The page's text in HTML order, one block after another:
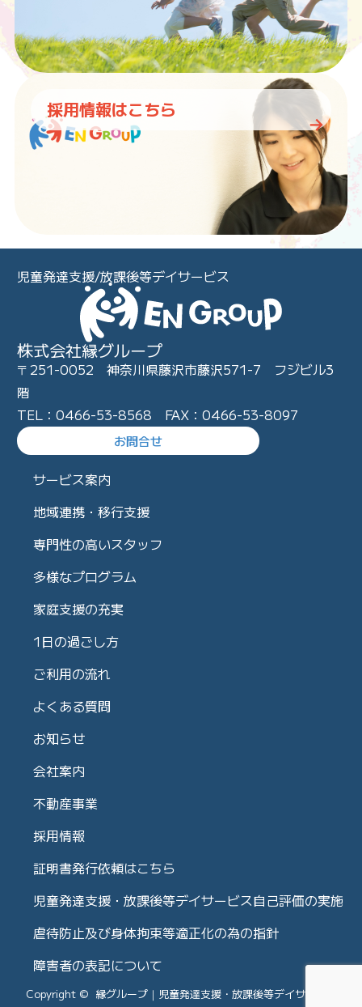
採用情報はこちら
児童発達支援/放課後等デイサービス
株式会社縁グループ
〒251-0052 神奈川県藤沢市藤沢571-7 フジビル3
階
TEL：0466-53-8568 FAX：0466-53-8097
お問合せ
サービス案内
地域連携・移行支援
専門性の高いスタッフ
多様なプログラム
家庭支援の充実
1日の過ごし方
ご利用の流れ
よくある質問
お知らせ
会社案内
不動産事業
採用情報
証明書発行依頼はこちら
児童発達支援・放課後等デイサービス自己評価の実施
虐待防止及び身体拘束等適正化の為の指針
障害者の表記について
Copyright © 縁グループ｜児童発達支援・放課後等デイサービス